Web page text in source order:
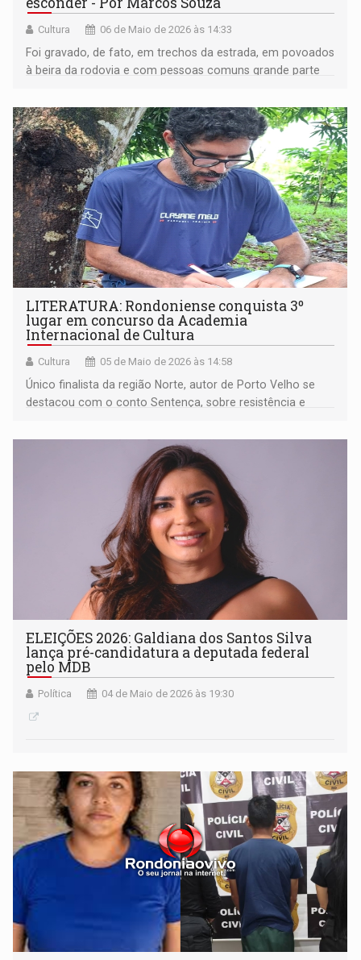
Cultura 06 de Maio de 2026 às 14:33
Foi gravado, de fato, em trechos da estrada, em povoados
à beira da rodovia e com pessoas comuns grande parte
roteiro-guia
LITERATURA: Rondoniense conquista 3º
lugar em concurso da Academia
Internacional de Cultura
Cultura 05 de Maio de 2026 às 14:58
Único finalista da região Norte, autor de Porto Velho se
destacou com o conto Sentença, sobre resistência e
ELEIÇÕES 2026: Galdiana dos Santos Silva
lança pré-candidatura a deputada federal
pelo MDB
Política 04 de Maio de 2026 às 19:30